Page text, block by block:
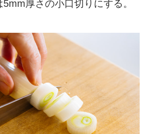
厚さの小口切りにする。